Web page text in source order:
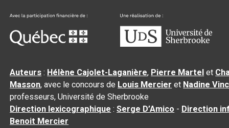
Auteurs : Hélène Cajolet-Laganière, Pierre Martel et
Masson, avec le concours de Louis Mercier et Nadine
professeurs, Université de Sherbrooke
Direction lexicographique :Serge D’Amico - Direction
Benoit Mercier